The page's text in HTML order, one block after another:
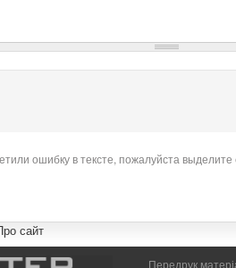
ошибку в тексте, пожалуйста
сайт
Передрук